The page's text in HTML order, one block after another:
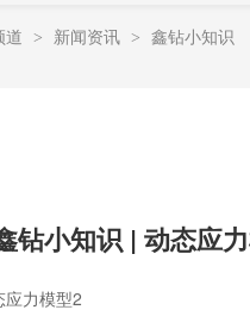
道 > 新闻资讯 > 鑫钻小知识
钻小知识 | 动态应
力模型2